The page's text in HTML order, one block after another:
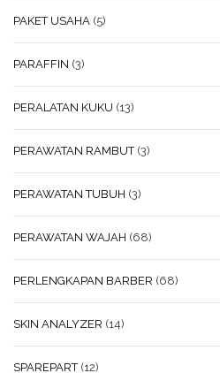
PAKET USAHA (5)
PARAFFIN (3)
PERALATAN KUKU (13)
PERAWATAN RAMBUT (3)
PERAWATAN TUBUH (3)
PERAWATAN WAJAH (68)
PERLENGKAPAN BARBER (68)
SKIN ANALYZER (14)
SPAREPART (12)